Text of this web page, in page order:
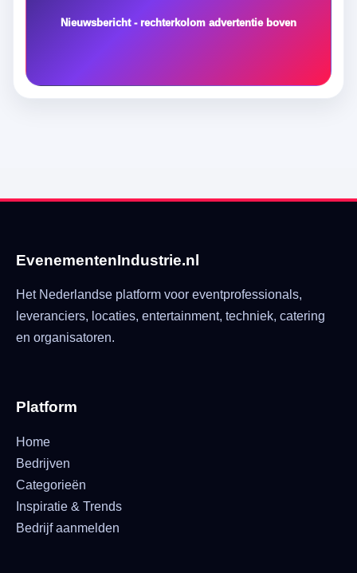
Nieuwsbericht - rechterkolom advertentie boven
EvenementenIndustrie.nl
Het Nederlandse platform voor eventprofessionals,
leveranciers, locaties, entertainment, techniek, catering
en organisatoren.
Platform
Home
Bedrijven
Categorieën
Inspiratie & Trends
Bedrijf aanmelden